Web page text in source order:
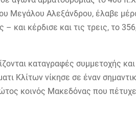
Μεγάλου Αλεξάνδρου, έλαβε
και κέρδισε και τις τρεις, το
καταγραφές συμμετοχής
Κλίτων νίκησε σε έναν
κοινός Μακεδόνας που